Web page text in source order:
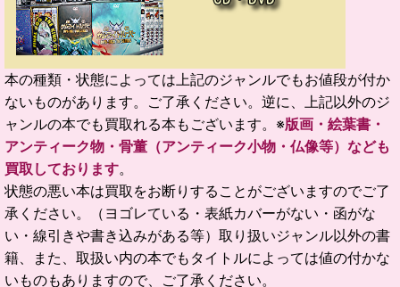
本の種類・状態によっては上記のジャンルでもお値段が付か
ないものがあります。ご了承ください。逆に、上記以外のジ
ャンルの本でも買取れる本もございます。 ※版画・絵葉書・
アンティーク物・骨董（アンティーク小物・仏像等）なども
買取しております。
状態の悪い本は買取をお断りすることがございますのでご了
承ください。（ヨゴレている・表紙カバーがない・函がな
い・線引きや書き込みがある等）取り扱いジャンル以外の書
籍、また、取扱い内の本でもタイトルによっては値の付かな
いものもありますので、ご了承ください。